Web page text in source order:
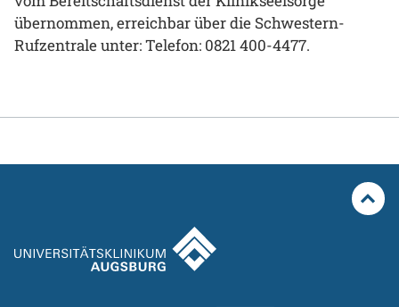
übernommen, erreichbar über die Schwestern-
Rufzentrale unter: Telefon: 0821 400-4477.